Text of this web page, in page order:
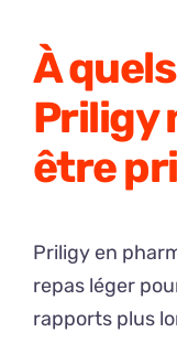
À
Priligy
être
Priligy en
repas léger
rapports plus